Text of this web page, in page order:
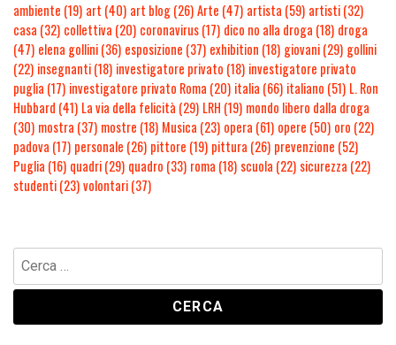
ambiente (19) art (40) art blog(26)Arte (47) artista (59) artisti(32)
casa (32) collettiva (20) coronavirus(17) dico no alla droga (18) droga
(47) elena gollini(36) esposizione (37) exhibition (18) giovani(29) gollini
(22) insegnanti(18) investigatore privato (18) investigatore privato
puglia (17) investigatore privato Roma (20) italia (66) italiano (51) L. Ron
Hubbard (41) La via della felicità (29) LRH (19) mondo libero dalla droga
(30) mostra (37) mostre (18) Musica (23) opera (61) opere (50) oro (22)
padova (17) personale (26) pittore (19) pittura (26) prevenzione (52)
Puglia (16) quadri(29) quadro (33) roma (18) scuola (22) sicurezza (22)
studenti(23)volontari(37)